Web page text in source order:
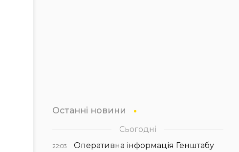
Останні новини
Сьогодні
22:03
Оперативна інформація Генштабу